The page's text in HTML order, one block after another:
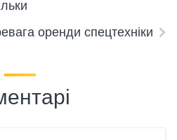
оренди спецтехніки